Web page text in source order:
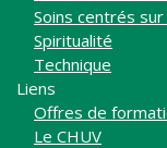
Soins centrés
Spiritualité
Technique
Liens
Offres de
Le CHUV